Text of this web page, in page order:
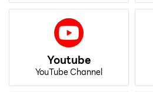
Youtube
YouTube Channel